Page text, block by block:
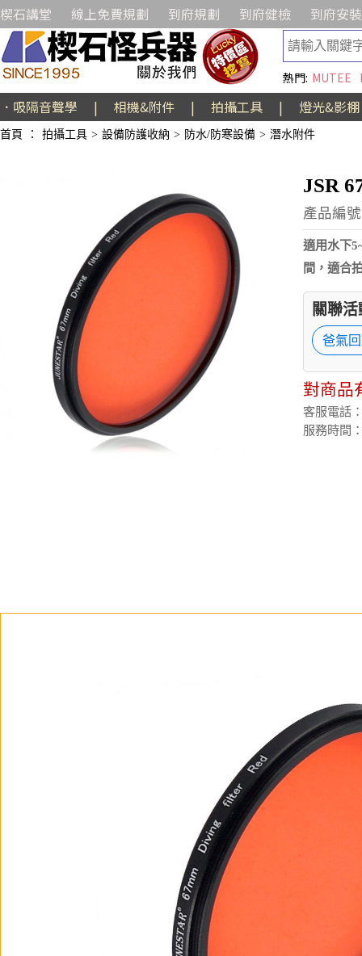
楔石講堂 線上免費規劃 到府規劃 到府健檢 到府安裝
熱門: MUTEE
．吸隔音聲學 | 相機&附件 | 拍攝工具 | 燈光&影棚
首頁 ： 拍攝工具 > 設備防護收納 > 防水/防寒設備 > 潛水附件
JSR
產品編
適用水下
間，適合
關聯
爸氣
對商品
客服電話
服務時間